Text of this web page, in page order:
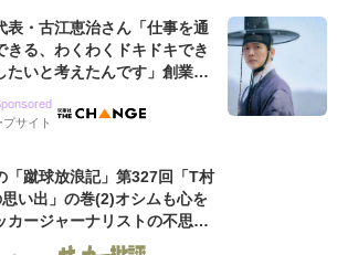
表・古江恵治さん「仕事を通
きる、わくわくドキドキでき
たいと考えたんです」創業来
イデンティティ
サイト
「蹴球放浪記」第327回「T村
い出」の巻(2)オシムも心を
カージャーナリストの不思議
州のはずが原州へ? 愛すべき